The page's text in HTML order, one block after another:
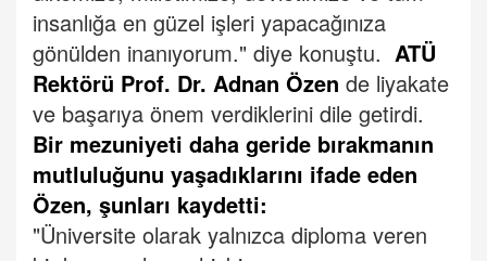
insanlığa en güzel işleri yapacağınıza
gönülden inanıyorum." diye konuştu. ATÜ
Rektörü Prof. Dr. Adnan Özen de liyakate
ve başarıya önem verdiklerini dile getirdi.
Bir mezuniyeti daha geride bırakmanın
mutluluğunu yaşadıklarını ifade eden
Özen, şunları kaydetti:
"Üniversite olarak yalnızca diploma veren